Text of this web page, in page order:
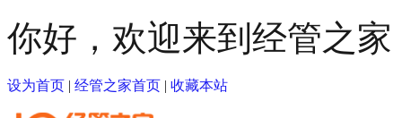
你好，欢迎来到经管之家
设为首页 | 经管之家首页 | 收藏本站